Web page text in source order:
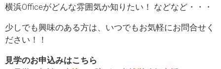
横浜Officeがどんな雰囲気か知りたい！ などなど・・・
少しでも興味のある方は、いつでもお気軽にお問合せく
ださい！！
見学のお申込みはこちら